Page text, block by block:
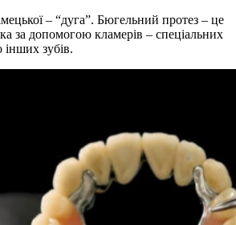
– “дуга”. Бюгельний протез – це
за допомогою кламерів – спеціальних
інших зубів.